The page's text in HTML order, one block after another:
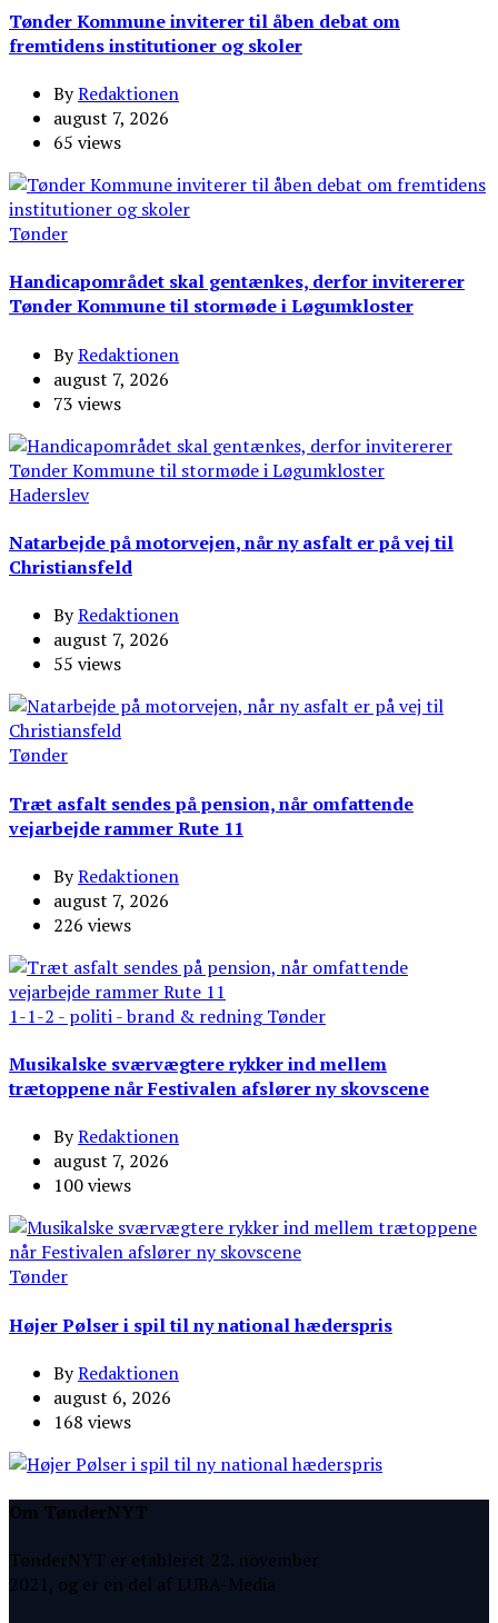
Tønder Kommune inviterer til åben debat om
fremtidens institutioner og skoler
ByRedaktionen
august 7, 2026
65 views
Tønder
Handicapområdet skal gentænkes, derfor invitererer
Tønder Kommune til stormøde i Løgumkloster
ByRedaktionen
august 7, 2026
73 views
Haderslev
Natarbejde på motorvejen, når ny asfalt er på vej til
Christiansfeld
ByRedaktionen
august 7, 2026
55 views
Tønder
Træt asfalt sendes på pension, når omfattende
vejarbejde rammer Rute 11
ByRedaktionen
august 7, 2026
226 views
1-1-2 - politi - brand & redningTønder
Musikalske sværvægtere rykker ind mellem
trætoppene når Festivalen afslører ny skovscene
ByRedaktionen
august 7, 2026
100 views
Tønder
Højer Pølser i spil til ny national hæderspris
ByRedaktionen
august 6, 2026
168 views
Om TønderNYT
TønderNYT er etableret 22. november
2021, og er en del af LUBA-Media